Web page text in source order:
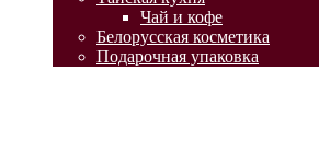
Чай и кофе
Белорусская косметика
Подарочная упаковка